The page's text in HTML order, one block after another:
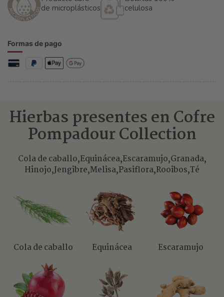
de microplásticos
celulosa
Formas de pago
Hierbas presentes en Cofre
Pompadour Collection
Cola de caballo,Equinácea,Escaramujo,Granada,
Hinojo,Jengibre,Melisa,Pasiflora,Rooibos,Té
Cola de caballo Equinácea Escaramujo